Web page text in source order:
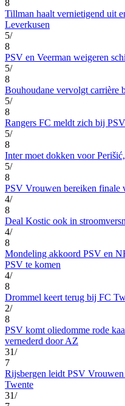
8
Tillman haalt vernietigend uit
Leverkusen
5/
8
PSV en Veerman weigeren
5/
8
Bouhoudane vervolgt carrière
5/
8
Rangers FC meldt zich bij
5/
8
Inter moet dokken voor
5/
8
PSV Vrouwen bereiken finale
4/
8
Deal Kostic ook in
4/
8
Mondeling akkoord PSV en
PSV te komen
4/
8
Drommel keert terug bij FC
2/
8
PSV komt oliedomme rode
vernederd door AZ
31/
7
Rijsbergen leidt PSV
Twente
31/